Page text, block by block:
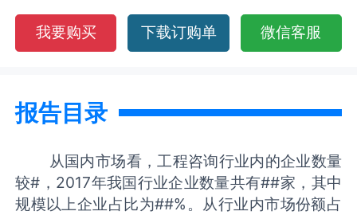
我要购买 下载订购单 微信客服
报告目录
从国内市场看，工程咨询行业内的企业数量
较#，2017年我国行业企业数量共有##家，其中
规模以上企业占比为##%。从行业内市场份额占